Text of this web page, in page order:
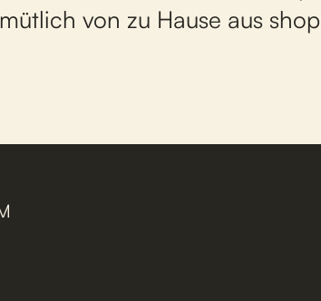
von zu Hause aus